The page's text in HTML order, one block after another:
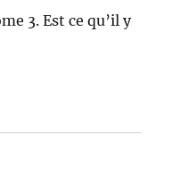
3. Est ce qu’il y